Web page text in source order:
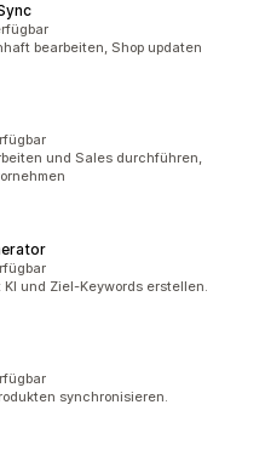
bearbeiten, Shop updaten
und Sales durchführen,
und Ziel-Keywords erstellen.
synchronisieren.